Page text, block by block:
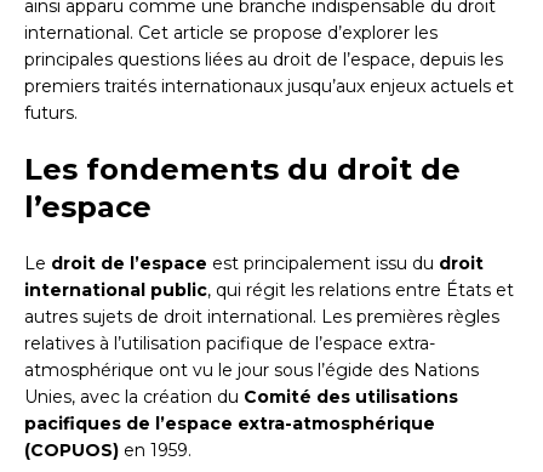
ainsi apparu comme une branche indispensable du droit
international. Cet article se propose d’explorer les
principales questions liées au droit de l’espace, depuis les
premiers traités internationaux jusqu’aux enjeux actuels et
futurs.
Les fondements du droit de
l’espace
Le droit de l’espace est principalement issu du droit
international public, qui régit les relations entre États et
autres sujets de droit international. Les premières règles
relatives à l’utilisation pacifique de l’espace extra-
atmosphérique ont vu le jour sous l’égide des Nations
Unies, avec la création du Comité des utilisations
pacifiques de l’espace extra-atmosphérique
(COPUOS) en 1959.